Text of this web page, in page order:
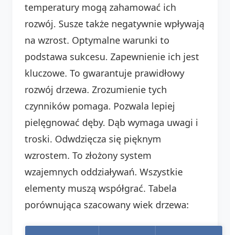
temperatury mogą zahamować ich
rozwój. Susze także negatywnie wpływają
na wzrost. Optymalne warunki to
podstawa sukcesu. Zapewnienie ich jest
kluczowe. To gwarantuje prawidłowy
rozwój drzewa. Zrozumienie tych
czynników pomaga. Pozwala lepiej
pielęgnować dęby. Dąb wymaga uwagi i
troski. Odwdzięcza się pięknym
wzrostem. To złożony system
wzajemnych oddziaływań. Wszystkie
elementy muszą współgrać. Tabela
porównująca szacowany wiek drzewa: